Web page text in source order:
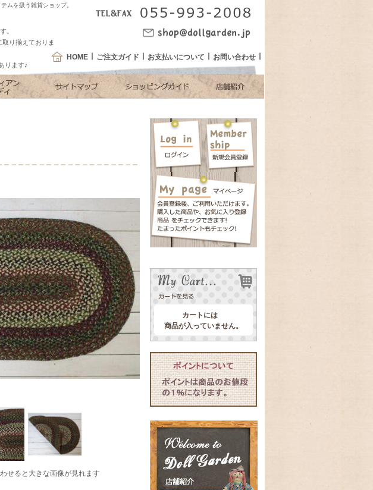
ムを扱う雑貨ショップ。
HOME ご注文ガイド お支払いについて お問い合わせ
。
り揃えておりま
ります♪
せると大きな画像が見れます
カートには
商品が入っていません。